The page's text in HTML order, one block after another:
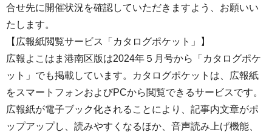
合せ先に開催状況を確認していただきますよう、お願いい
たします。
【広報紙閲覧サービス「カタログポケット」】
広報よこはま港南区版は2024年５月号から「カタログポケ
ット」でも掲載しています。カタログポケットは、広報紙
をスマートフォンおよびPCから閲覧できるサービスです。
広報紙が電子ブック化されることにより、記事内文章がポ
ップアップし、読みやすくなるほか、音声読み上げ機能、